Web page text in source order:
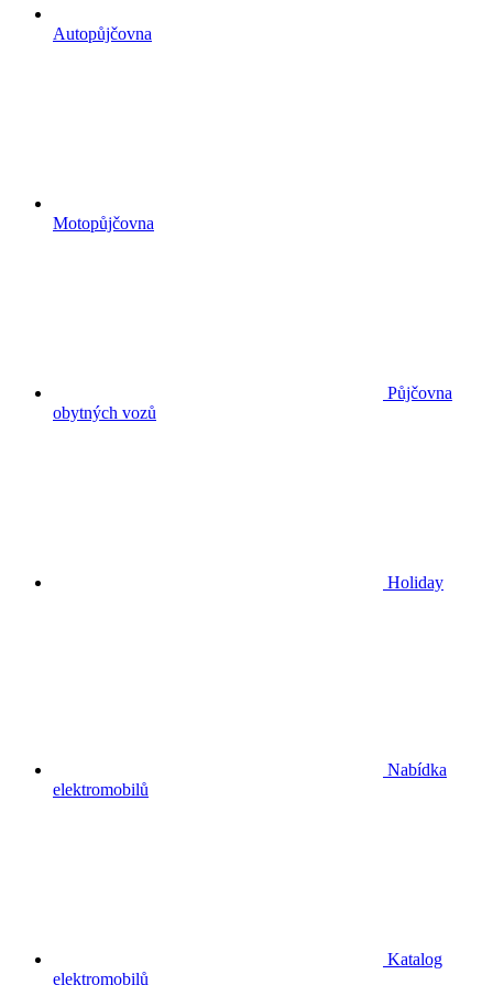
Autopůjčovna
Motopůjčovna
Půjčovna
obytných vozů
Holiday
Nabídka
elektromobilů
Katalog
elektromobilů